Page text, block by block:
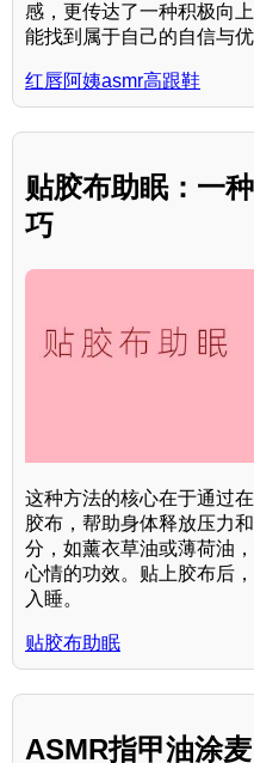
感，更传达了一种积极向
能找到属于自己的自信与优
红唇阿姨asmr高跟鞋
贴胶布助眠：一
巧
这种方法的核心在于通过
胶布，帮助身体释放压力
分，如薰衣草油或薄荷油
心情的功效。贴上胶布后
入睡。
贴胶布助眠
ASMR指甲油涂